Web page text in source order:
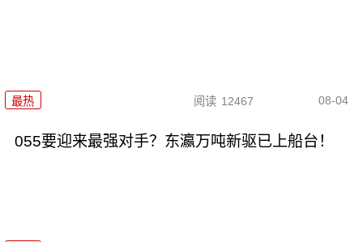
最热 阅读 12467 08-04
055要迎来最强对手？东瀛万吨新驱已上船台！